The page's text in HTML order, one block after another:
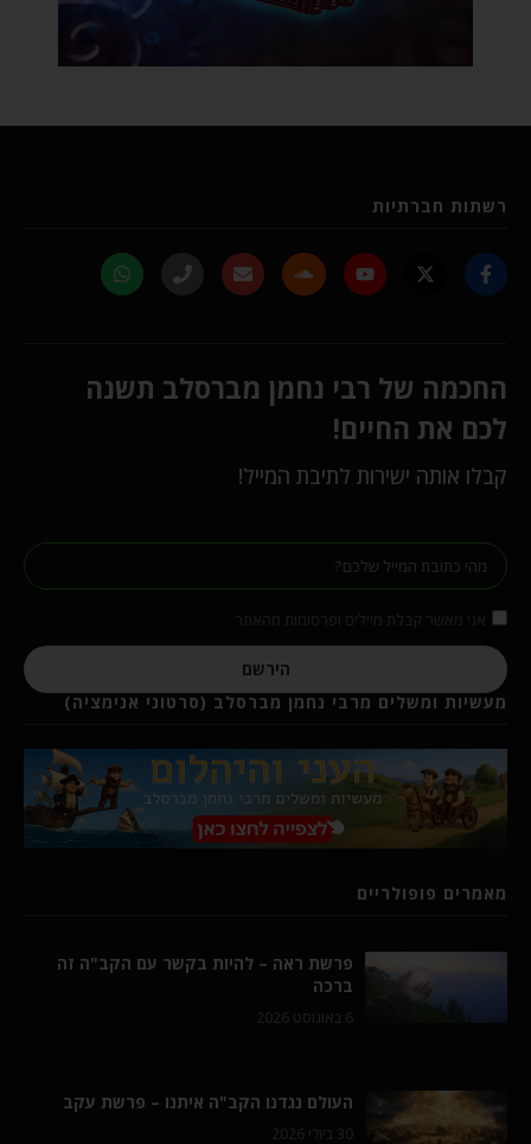
רשתות חברתיות
החכמה של רבי נחמן מברסלב תשנה
לכם את החיים!
קבלו אותה ישירות לתיבת המייל!
הירשם
מעשיות ומשלים מרבי נחמן מברסלב (סרטוני אנימציה)
מאמרים פופולריים
פרשת ראה – להיות בקשר עם הקב"ה זה
ברכה
6 באוגוסט 2026
העולם נגדנו הקב"ה איתנו – פרשת עקב
30 ביולי 2026